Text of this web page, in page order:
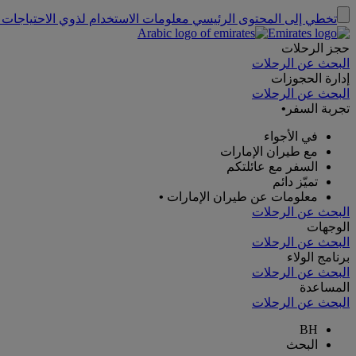
تخطي إلى المحتوى الرئيسي معلومات الاستخدام لذوي
حجز الرحلات
البحث عن الرحلات
إدارة الحجوزات
البحث عن الرحلات
تجربة السفر •
في الأجواء
مع طيران الإمارات
السفر مع عائلتكم
تميّز دائم
معلومات عن طيران الإمارات •
البحث عن الرحلات
الوجهات
البحث عن الرحلات
برنامج الولاء
البحث عن الرحلات
المساعدة
البحث عن الرحلات
BH
البحث